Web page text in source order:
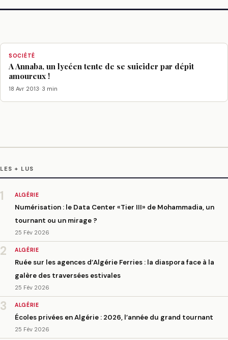
SOCIÉTÉ
A Annaba, un lycéen tente de se suicider par dépit
amoureux !
18 Avr 2013· 3 min
LES + LUS
1 ALGÉRIE
Numérisation : le Data Center «Tier III» de Mohammadia, un
tournant ou un mirage ?
25 Fév 2026
2 ALGÉRIE
Ruée sur les agences d’Algérie Ferries : la diaspora face à la
galère des traversées estivales
25 Fév 2026
3 ALGÉRIE
Écoles privées en Algérie : 2026, l’année du grand tournant
25 Fév 2026